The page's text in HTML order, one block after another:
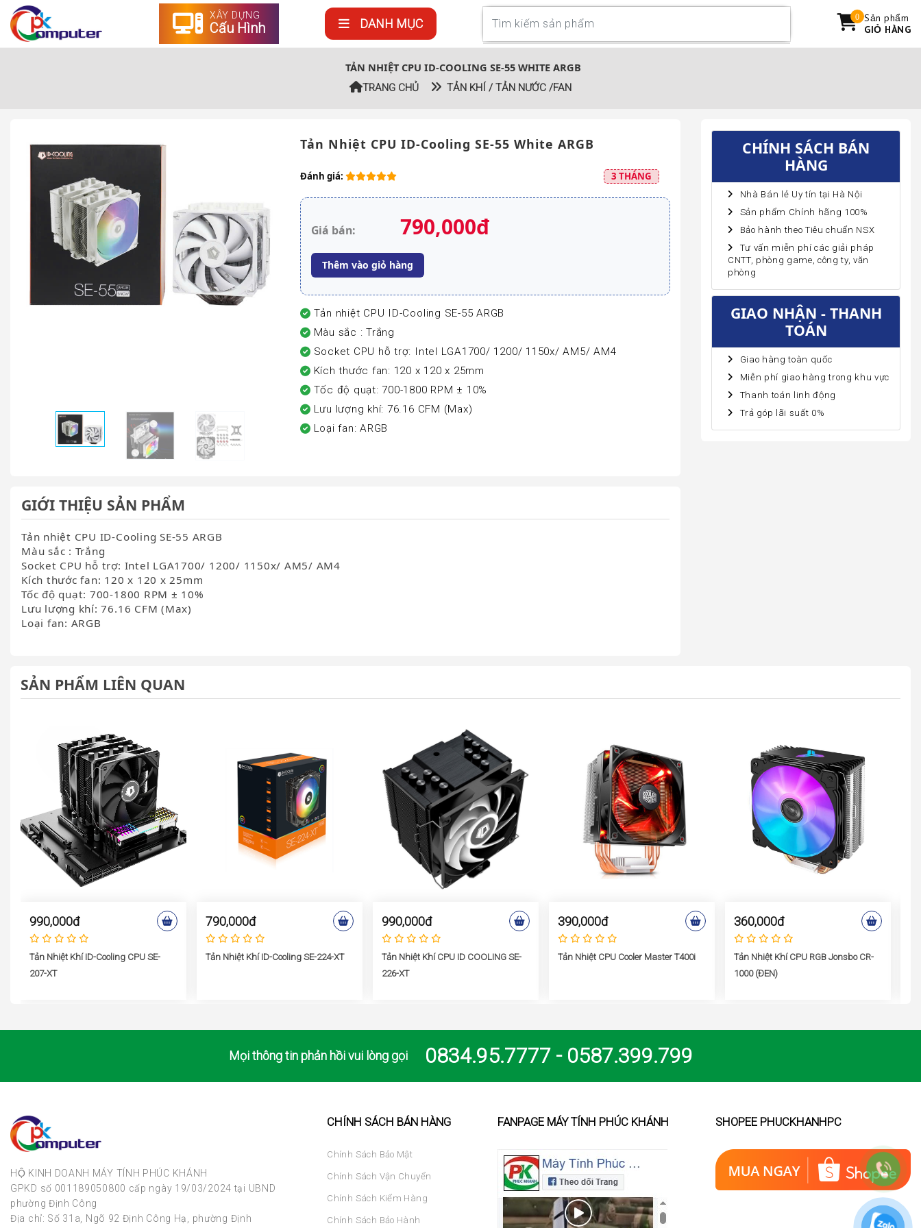
XÂY DỰNG
Cấu Hình DANH MỤC
Sản phẩm
GIỎ HÀNG
0
TẢN NHIỆT CPU ID-COOLING SE-55 WHITE ARGB
TRANG CHỦ TẢN KHÍ / TẢN NƯỚC /FAN
Tản Nhiệt CPU ID-Cooling SE-55 White ARGB
Đánh giá: 3 THÁNG
Giá bán: 790,000đ
Thêm vào giỏ hàng
Tản nhiệt CPU ID-Cooling SE-55 ARGB
Màu sắc : Trắng
Socket CPU hỗ trợ: Intel LGA1700/ 1200/ 1150x/ AM5/ AM4
Kích thước fan: 120 x 120 x 25mm
Tốc độ quạt: 700-1800 RPM ± 10%
Lưu lượng khí: 76.16 CFM (Max)
Loại fan: ARGB
CHÍNH SÁCH BÁN
HÀNG
Nhà Bán lẻ Uy tín tại Hà Nội
Sản phẩm Chính hãng 100%
Bảo hành theo Tiêu chuẩn NSX
Tư vấn miễn phí các giải pháp
CNTT, phòng game, công ty, văn
phòng
GIAO NHẬN - THANH
TOÁN
Giao hàng toàn quốc
Miễn phí giao hàng trong khu vực
Thanh toán linh động
Trả góp lãi suất 0%
GIỚI THIỆU SẢN PHẨM
Tản nhiệt CPU ID-Cooling SE-55 ARGB
Màu sắc : Trắng
Socket CPU hỗ trợ: Intel LGA1700/ 1200/ 1150x/ AM5/ AM4
Kích thước fan: 120 x 120 x 25mm
Tốc độ quạt: 700-1800 RPM ± 10%
Lưu lượng khí: 76.16 CFM (Max)
Loại fan: ARGB
SẢN PHẨM LIÊN QUAN
990,000đ
Tản Nhiệt Khí ID-Cooling CPU SE-
207-XT
790,000đ
Tản Nhiệt Khí ID-Cooling SE-224-XT
990,000đ
Tản Nhiệt Khí CPU ID COOLING SE-
226-XT
390,000đ
Tản Nhiệt CPU Cooler Master T400i
360,000đ
Tản Nhiệt Khí CPU RGB Jonsbo CR-
1000 (ĐEN)
Mọi thông tin phản hồi vui lòng gọi 0834.95.7777 - 0587.399.799
HỘ KINH DOANH MÁY TÍNH PHÚC KHÁNH
GPKD số 001189050800 cấp ngày 19/03/2024 tại UBND
phường Định Công
Địa chỉ: Số 31a, Ngõ 92 Định Công Hạ, phường Định
CHÍNH SÁCH BÁN HÀNG
Chính Sách Bảo Mật
Chính Sách Vận Chuyển
Chính Sách Kiểm Hàng
Chính Sách Bảo Hành
FANPAGE MÁY TÍNH PHÚC KHÁNH SHOPEE PHUCKHANHPC